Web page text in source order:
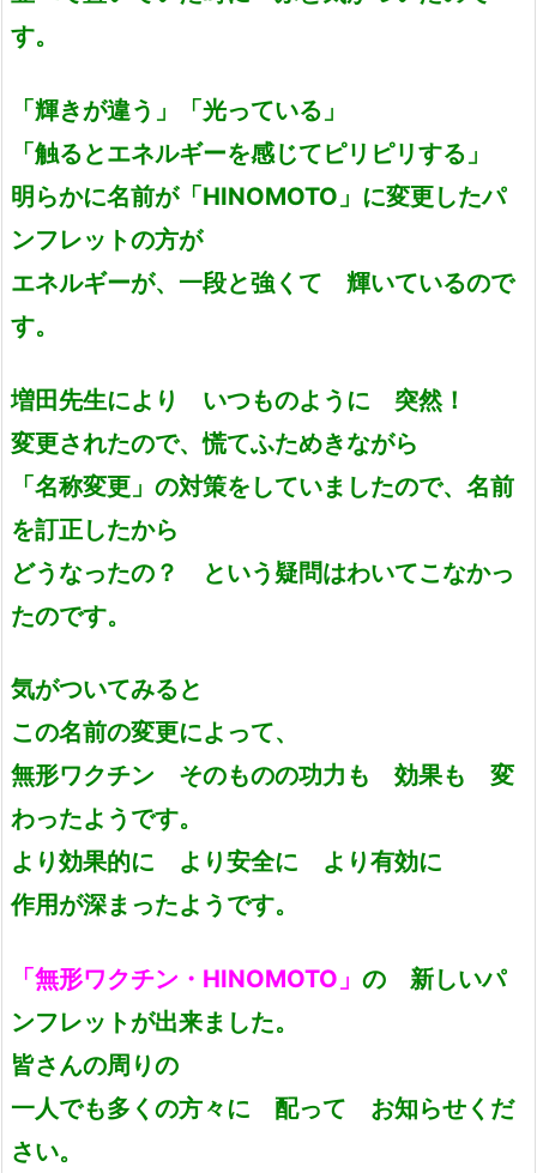
す。
「輝きが違う」「光っている」
「触るとエネルギーを感じてピリピリする」
明らかに名前が「HINOMOTO」に変更したパ
ンフレットの方が
エネルギーが、一段と強くて 輝いているので
す。
増田先生により いつものように 突然！
変更されたので、慌てふためきながら
「名称変更」の対策をしていましたので、名前
を訂正したから
どうなったの？ という疑問はわいてこなかっ
たのです。
気がついてみると
この名前の変更によって、
無形ワクチン そのものの功力も 効果も 変
わったようです。
より効果的に より安全に より有効に
作用が深まったようです。
「無形ワクチン・HINOMOTO」 の 新しいパ
ンフレットが出来ました。
皆さんの周りの
一人でも多くの方々に 配って お知らせくだ
さい。